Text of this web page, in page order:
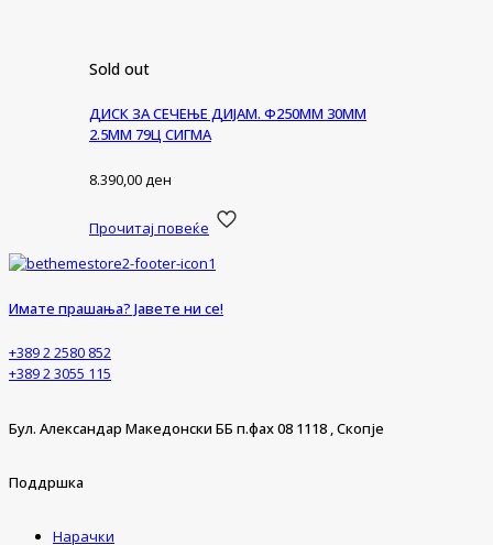
Sold out
ДИСК ЗА СЕЧЕЊЕ ДИЈАМ. Ф250ММ 30ММ
2.5ММ 79Ц СИГМА
8.390,00ден
Прочитај повеќе
Имате прашања? Јавете ни се!
+389 2 2580 852
+389 2 3055 115
Бул. Александар Македонски ББ п.фах 08 1118 , Скопје
Поддршка
Нарачки